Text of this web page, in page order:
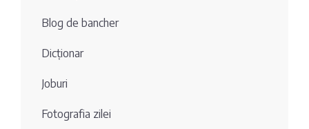
bancher
Joburi
Depozite
Comerțbank
Energbank
întrebare?
Blog de bancher
Dicționar
Joburi
Fotografia zilei